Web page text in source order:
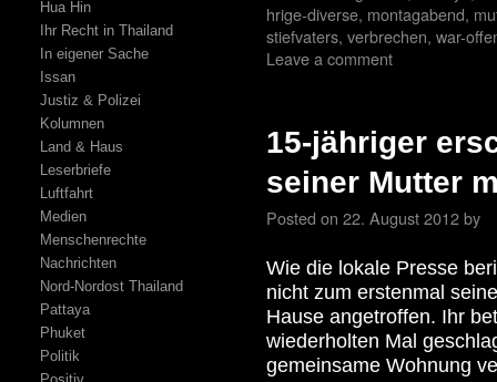
Hua Hin
Ihr Recht in Thailand
In eigener Sache
Issan
Justiz & Polizei
Kolumnen
Land & Haus
Leserbriefe
Luftfahrt
Medien
Menschenrechte
Nachrichten
Nord-Nordost Thailand
Pattaya
Phuket
Politik
hrige-diverse, montagabend,
stiefvaters, verbrechen, war-
Leave a comment
15-jähriger
seiner Mutter
Posted on 22. August 2012by
Wie die lokale Presse
nicht zum erstenmal
Hause angetroffen. Ihr
wiederholten Mal
gemeinsame Wohnung